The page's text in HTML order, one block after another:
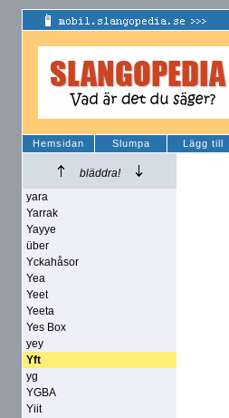
Hemsidan Slumpa Lägg till
bläddra!
yara
Yarrak
Yayye
über
Yckahåsor
Yea
Yeet
Yeeta
Yes Box
yey
Yft
yg
YGBA
Yiit